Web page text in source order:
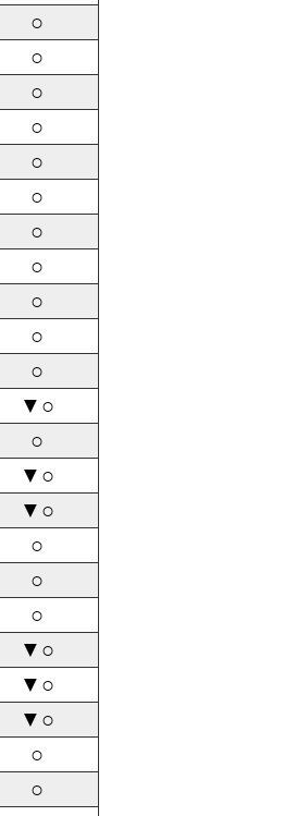
○
○
○
○
○
○
○
○
○
○
○
▼○
○
▼○
▼○
○
○
○
▼○
▼○
▼○
○
○